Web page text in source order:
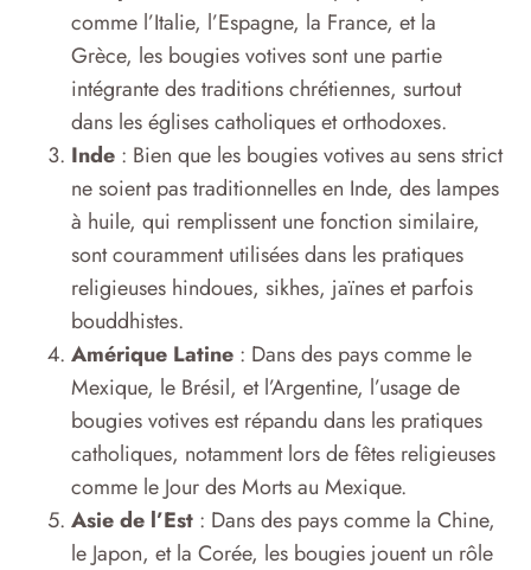
comme l’Italie, l’Espagne, la France, et la
Grèce, les bougies votives sont une partie
intégrante des traditions chrétiennes, surtout
dans les églises catholiques et orthodoxes.
Inde : Bien que les bougies votives au sens strict
ne soient pas traditionnelles en Inde, des lampes
à huile, qui remplissent une fonction similaire,
sont couramment utilisées dans les pratiques
religieuses hindoues, sikhes, jaïnes et parfois
bouddhistes.
Amérique Latine : Dans des pays comme le
Mexique, le Brésil, et l’Argentine, l’usage de
bougies votives est répandu dans les pratiques
catholiques, notamment lors de fêtes religieuses
comme le Jour des Morts au Mexique.
Asie de l’Est : Dans des pays comme la Chine,
le Japon, et la Corée, les bougies jouent un rôle